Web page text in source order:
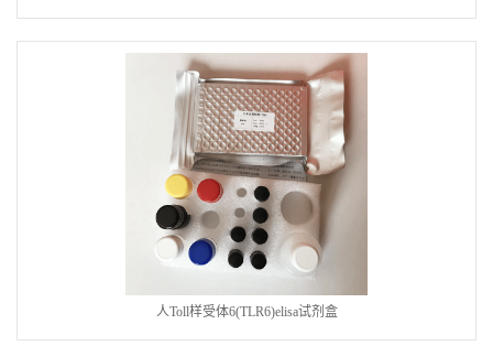
人Toll样受体6(TLR6)elisa试剂盒